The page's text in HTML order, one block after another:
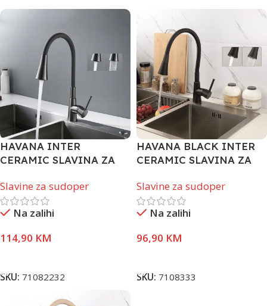
HAVANA INTER
CERAMIC SLAVINA ZA
SIVA
Slavine za sudoper
Na zalihi
114,90 KM
SKU: 71082232
HAVANA BLACK INTER
CERAMIC SLAVINA ZA
Slavine za sudoper
Na zalihi
96,90 KM
SKU: 7108333